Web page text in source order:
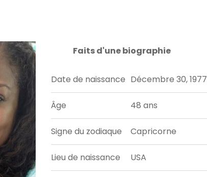
Faits d'une biographie
Date de naissance Décembre 30, 1977
Âge 48 ans
Signe du zodiaque Capricorne
Lieu de naissance USA